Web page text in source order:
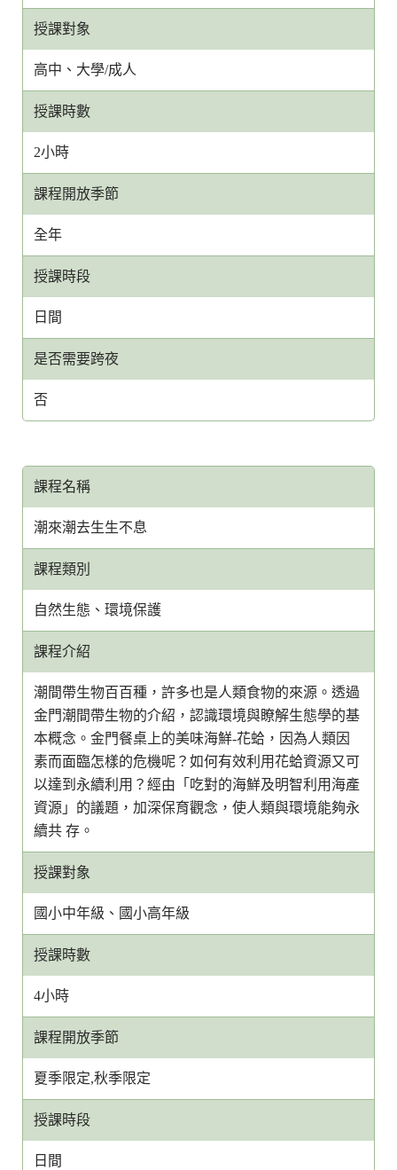
授課對象
高中、大學/成人
授課時數
2小時
課程開放季節
全年
授課時段
日間
是否需要跨夜
否
課程名稱
潮來潮去生生不息
課程類別
自然生態、環境保護
課程介紹
潮間帶生物百百種，許多也是人類食物的來源。透過
金門潮間帶生物的介紹，認識環境與瞭解生態學的基
本概念。金門餐桌上的美味海鮮-花蛤，因為人類因
素而面臨怎樣的危機呢？如何有效利用花蛤資源又可
以達到永續利用？經由「吃對的海鮮及明智利用海產
資源」的議題，加深保育觀念，使人類與環境能夠永
續共 存。
授課對象
國小中年級、國小高年級
授課時數
4小時
課程開放季節
夏季限定,秋季限定
授課時段
日間